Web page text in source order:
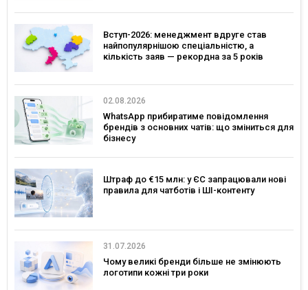
Вступ-2026: менеджмент вдруге став
найпопулярнішою спеціальністю, а
кількість заяв — рекордна за 5 років
02.08.2026
WhatsApp прибиратиме повідомлення
брендів з основних чатів: що зміниться для
бізнесу
Штраф до €15 млн: у ЄС запрацювали нові
правила для чатботів і ШІ-контенту
31.07.2026
Чому великі бренди більше не змінюють
логотипи кожні три роки